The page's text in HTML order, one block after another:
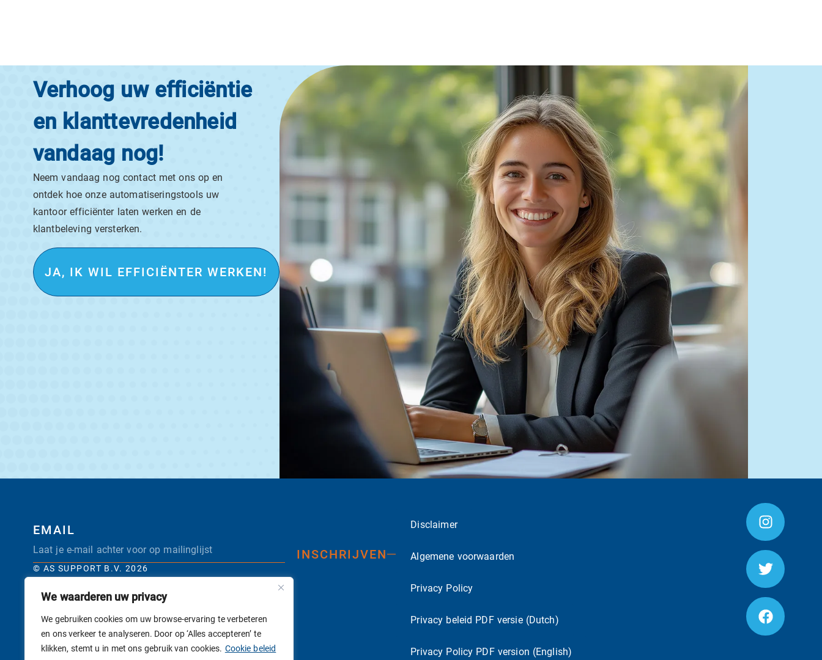
We waarderen uw privacy
We gebruiken cookies om uw browse-ervaring te verbeteren
en ons verkeer te analyseren. Door op ‘Alles accepteren’ te
klikken, stemt u in met ons gebruik van cookies. Cookie beleid
Verhoog uw efficiëntie
en klanttevredenheid
vandaag nog!
Neem vandaag nog contact met ons op en
ontdek hoe onze automatiseringstools uw
kantoor efficiënter laten werken en de
klantbeleving versterken.
JA, IK WIL EFFICIËNTER WERKEN!
EMAIL
INSCHRIJVEN
© AS SUPPORT B.V. 2026
Disclaimer
Algemene voorwaarden
Privacy Policy
Privacy beleid PDF versie (Dutch)
Privacy Policy PDF version (English)